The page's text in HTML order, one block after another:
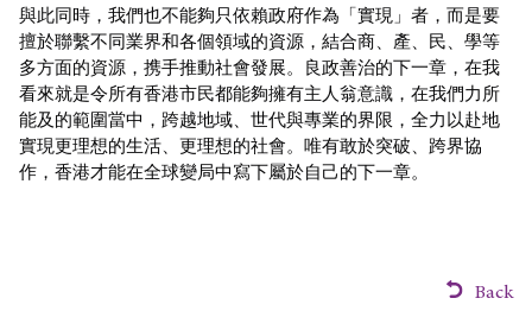
與此同時，我們也不能夠只依賴政府作為「實現」者，而是要
擅於聯繫不同業界和各個領域的資源，結合商、產、民、學等
多方面的資源，携手推動社會發展。良政善治的下一章，在我
看來就是令所有香港市民都能夠擁有主人翁意識，在我們力所
能及的範圍當中，跨越地域、世代與專業的界限，全力以赴地
實現更理想的生活、更理想的社會。唯有敢於突破、跨界協
作，香港才能在全球變局中寫下屬於自己的下一章。
Back